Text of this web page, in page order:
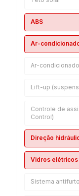
ABS
Ar-
Ar-
Lift-up
Controle de
Control)
Direção
Vidros elétricos
Sistema antifurto